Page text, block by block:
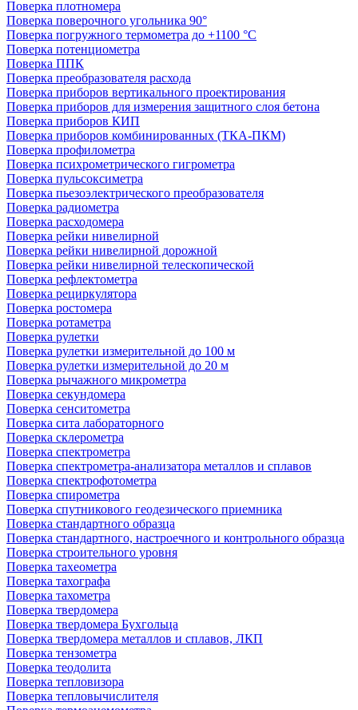
Поверка плотномера
Поверка поверочного угольника 90°
Поверка погружного термометра до +1100 °С
Поверка потенциометра
Поверка ППК
Поверка преобразователя расхода
Поверка приборов вертикального проектирования
Поверка приборов для измерения защитного слоя бетона
Поверка приборов КИП
Поверка приборов комбинированных (ТКА-ПКМ)
Поверка профилометра
Поверка психрометрического гигрометра
Поверка пульсоксиметра
Поверка пьезоэлектрического преобразователя
Поверка радиометра
Поверка расходомера
Поверка рейки нивелирной
Поверка рейки нивелирной дорожной
Поверка рейки нивелирной телескопической
Поверка рефлектометра
Поверка рециркулятора
Поверка ростомера
Поверка ротаметра
Поверка рулетки
Поверка рулетки измерительной до 100 м
Поверка рулетки измерительной до 20 м
Поверка рычажного микрометра
Поверка секундомера
Поверка сенситометра
Поверка сита лабораторного
Поверка склерометра
Поверка спектрометра
Поверка спектрометра-анализатора металлов и сплавов
Поверка спектрофотометра
Поверка спирометра
Поверка спутникового геодезического приемника
Поверка стандартного образца
Поверка стандартного, настроечного и контрольного образца
Поверка строительного уровня
Поверка тахеометра
Поверка тахографа
Поверка тахометра
Поверка твердомера
Поверка твердомера Бухгольца
Поверка твердомера металлов и сплавов, ЛКП
Поверка тензометра
Поверка теодолита
Поверка тепловизора
Поверка тепловычислителя